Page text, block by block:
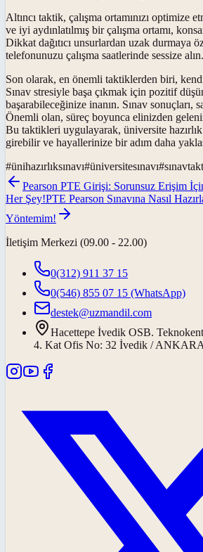
Altıncı taktik, çalışma ortamınızı optimize
ve iyi aydınlatılmış bir çalışma ortamı,
Dikkat dağıtıcı unsurlardan uzak durmaya
telefonunuzu çalışma saatlerinde sessize alın.
Son olarak, en önemli taktiklerden biri,
Sınav stresiyle başa çıkmak için pozitif
başarabileceğinize inanın. Sınav sonuçları,
Önemli olan, süreç boyunca elinizden
Bu taktikleri uygulayarak, üniversite hazırlık
girebilir ve hayallerinize bir adım daha
#ünihazırlıksınavı#üniversitesınavı#
Pearson PTE Girişi: Sorunsuz Erişim
Her Şey!PTE Pearson Sınavına Nasıl
Yöntemim!
İletişim Merkezi (09.00 - 22.00)
0(312) 911 37 15
0(546) 855 07 15 (WhatsApp)
destek@uzmandil.com
Hacettepe İvedik OSB.
4. Kat Ofis No: 32 İvedik / ANKARA